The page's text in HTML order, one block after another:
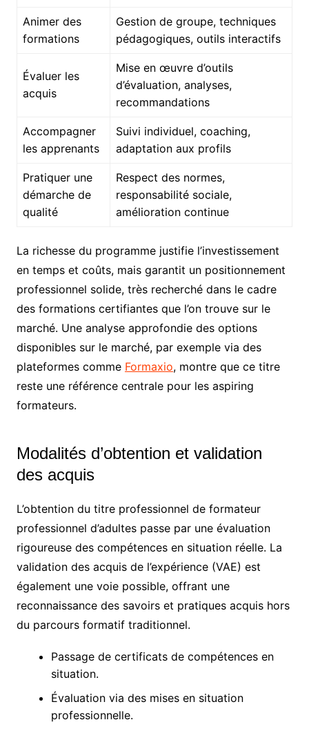
Animer des
formations
Gestion de groupe, techniques
pédagogiques, outils interactifs
Évaluer les
acquis
Mise en œuvre d’outils
d’évaluation, analyses,
recommandations
Accompagner
les apprenants
Suivi individuel, coaching,
adaptation aux profils
Pratiquer une
démarche de
qualité
Respect des normes,
responsabilité sociale,
amélioration continue
La richesse du programme justifie l’investissement
en temps et coûts, mais garantit un positionnement
professionnel solide, très recherché dans le cadre
des formations certifiantes que l’on trouve sur le
marché. Une analyse approfondie des options
disponibles sur le marché, par exemple via des
plateformes comme Formaxio, montre que ce titre
reste une référence centrale pour les aspiring
formateurs.
Modalités d’obtention et validation
des acquis
L’obtention du titre professionnel de formateur
professionnel d’adultes passe par une évaluation
rigoureuse des compétences en situation réelle. La
validation des acquis de l’expérience (VAE) est
également une voie possible, offrant une
reconnaissance des savoirs et pratiques acquis hors
du parcours formatif traditionnel.
Passage de certificats de compétences en
situation.
Évaluation via des mises en situation
professionnelle.